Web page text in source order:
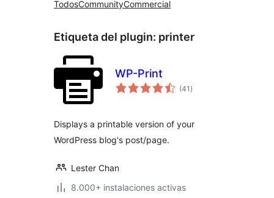
TodosCommunityCommercial
Etiqueta del plugin: printer
WP-Print
(41 total
de
)
Displays a printable version of your
WordPress blog's post/page.
Lester Chan
8.000+ instalaciones activas